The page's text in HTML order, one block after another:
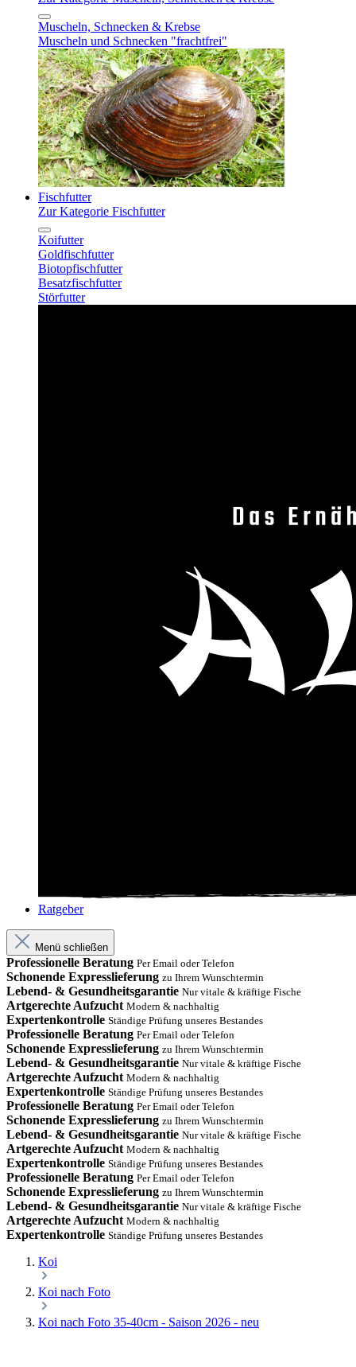
Muscheln, Schnecken & Krebse
Muscheln und Schnecken "frachtfrei"
Fischfutter
Zur Kategorie Fischfutter
Koifutter
Goldfischfutter
Biotopfischfutter
Besatzfischfutter
Störfutter
Ratgeber
Menü schließen
Professionelle Beratung Per Email oder Telefon
Schonende Expresslieferung zu Ihrem Wunschtermin
Lebend- & Gesundheitsgarantie Nur vitale & kräftige Fische
Artgerechte Aufzucht Modern & nachhaltig
Expertenkontrolle Ständige Prüfung unseres Bestandes
Professionelle Beratung Per Email oder Telefon
Schonende Expresslieferung zu Ihrem Wunschtermin
Lebend- & Gesundheitsgarantie Nur vitale & kräftige Fische
Artgerechte Aufzucht Modern & nachhaltig
Expertenkontrolle Ständige Prüfung unseres Bestandes
Professionelle Beratung Per Email oder Telefon
Schonende Expresslieferung zu Ihrem Wunschtermin
Lebend- & Gesundheitsgarantie Nur vitale & kräftige Fische
Artgerechte Aufzucht Modern & nachhaltig
Expertenkontrolle Ständige Prüfung unseres Bestandes
Professionelle Beratung Per Email oder Telefon
Schonende Expresslieferung zu Ihrem Wunschtermin
Lebend- & Gesundheitsgarantie Nur vitale & kräftige Fische
Artgerechte Aufzucht Modern & nachhaltig
Expertenkontrolle Ständige Prüfung unseres Bestandes
Koi
Koi nach Foto
Koi nach Foto 35-40cm - Saison 2026 - neu